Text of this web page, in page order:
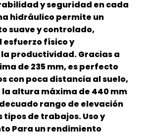
y seguridad en cada
hidráulico permite un
suave y controlado,
esfuerzo físico y
productividad. Gracias a
de 235 mm, es perfecto
con poca distancia al suelo,
altura máxima de 440 mm
rango de elevación
tipos de trabajos. Uso y
Para un rendimiento